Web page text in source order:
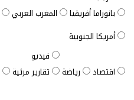
بانوراما أفريقيا
المغرب العربي
أمريكا الجنوبية
اقتصاد رياضة
فيديو
تقارير مرئية